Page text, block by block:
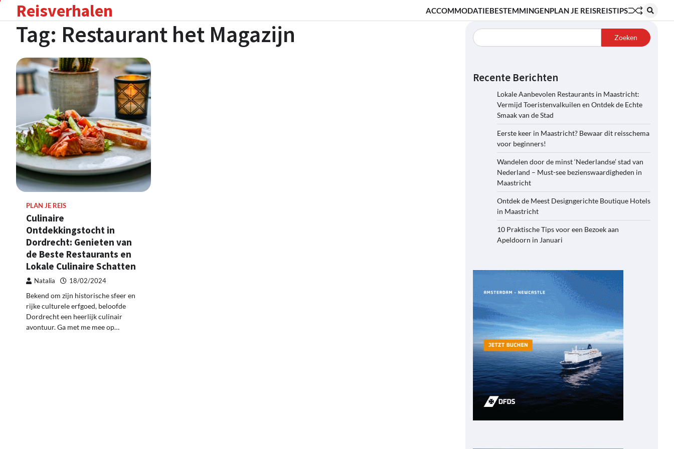
content
Reisverhalen ACCOMMODATIEBESTEMMINGENPLAN JE REISREISTIPS
Tag: Restaurant het Magazijn
PLAN JE REIS
Culinaire
Ontdekkingstocht in
Dordrecht: Genieten van
de Beste Restaurants en
Lokale Culinaire Schatten
Natalia 18/02/2024
Bekend om zijn historische sfeer en
rijke culturele erfgoed, beloofde
Dordrecht een heerlijk culinair
avontuur. Ga met me mee op…
Zoeken
Recente Berichten
Lokale Aanbevolen Restaurants in Maastricht:
Vermijd Toeristenvalkuilen en Ontdek de Echte
Smaak van de Stad
Eerste keer in Maastricht? Bewaar dit reisschema
voor beginners!
Wandelen door de minst ‘Nederlandse’ stad van
Nederland – Must-see bezienswaardigheden in
Maastricht
Ontdek de Meest Designgerichte Boutique Hotels
in Maastricht
10 Praktische Tips voor een Bezoek aan
Apeldoorn in Januari